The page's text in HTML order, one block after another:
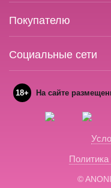
Покупателю
Социальные сети
18+ На сайте
©